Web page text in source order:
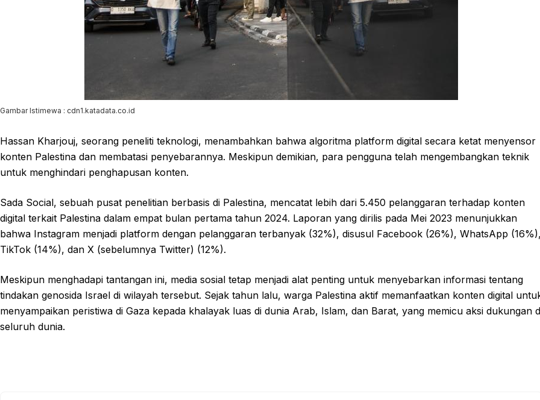
Gambar Istimewa : cdn1.katadata.co.id
Hassan Kharjouj, seorang peneliti teknologi, menambahkan bahwa algoritma platform digital secara ketat menyensor
konten Palestina dan membatasi penyebarannya. Meskipun demikian, para pengguna telah mengembangkan teknik
untuk menghindari penghapusan konten.
Sada Social, sebuah pusat penelitian berbasis di Palestina, mencatat lebih dari 5.450 pelanggaran terhadap konten
digital terkait Palestina dalam empat bulan pertama tahun 2024. Laporan yang dirilis pada Mei 2023 menunjukkan
bahwa Instagram menjadi platform dengan pelanggaran terbanyak (32%), disusul Facebook (26%), WhatsApp (16%),
TikTok (14%), dan X (sebelumnya Twitter) (12%).
Meskipun menghadapi tantangan ini, media sosial tetap menjadi alat penting untuk menyebarkan informasi tentang
tindakan genosida Israel di wilayah tersebut. Sejak tahun lalu, warga Palestina aktif memanfaatkan konten digital
menyampaikan peristiwa di Gaza kepada khalayak luas di dunia Arab, Islam, dan Barat, yang memicu aksi dukungan
seluruh dunia.